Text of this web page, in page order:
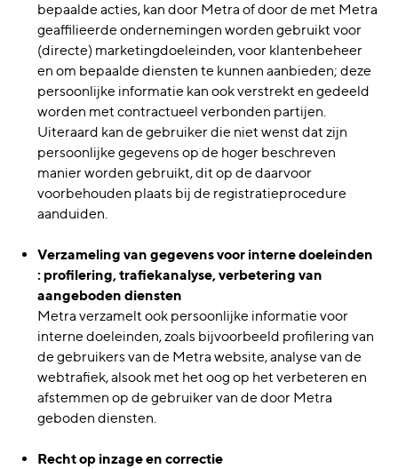
bepaalde acties, kan door Metra of door de met Metra
geaffilieerde ondernemingen worden gebruikt voor
(directe) marketingdoeleinden, voor klantenbeheer
en om bepaalde diensten te kunnen aanbieden; deze
persoonlijke informatie kan ook verstrekt en gedeeld
worden met contractueel verbonden partijen.
Uiteraard kan de gebruiker die niet wenst dat zijn
persoonlijke gegevens op de hoger beschreven
manier worden gebruikt, dit op de daarvoor
voorbehouden plaats bij de registratieprocedure
aanduiden.
Verzameling van gegevens voor interne doeleinden
: profilering, trafiekanalyse, verbetering van
aangeboden diensten
Metra verzamelt ook persoonlijke informatie voor
interne doeleinden, zoals bijvoorbeeld profilering van
de gebruikers van de Metra website, analyse van de
webtrafiek, alsook met het oog op het verbeteren en
afstemmen op de gebruiker van de door Metra
geboden diensten.
Recht op inzage en correctie